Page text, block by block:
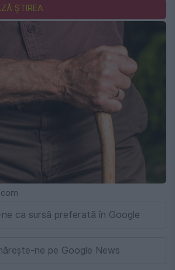
ȘTIREA
ca sursă preferată în Google
ne pe Google News